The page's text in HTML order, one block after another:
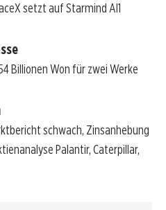
setzt auf Starmind AI1
Billionen Won für zwei Werke
schwach, Zinsanhebung
Palantir, Caterpillar,